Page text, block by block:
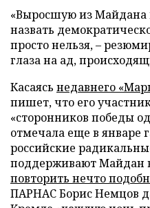
«Выросшую из Майдана
назвать
просто нельзя,–
глаза на ад,
Касаясь недавнего
пишет, что его
«сторонников победы
отмечала еще в январе
российские
поддерживают Майдан
повторить нечто
ПАРНАС Борис Немцов